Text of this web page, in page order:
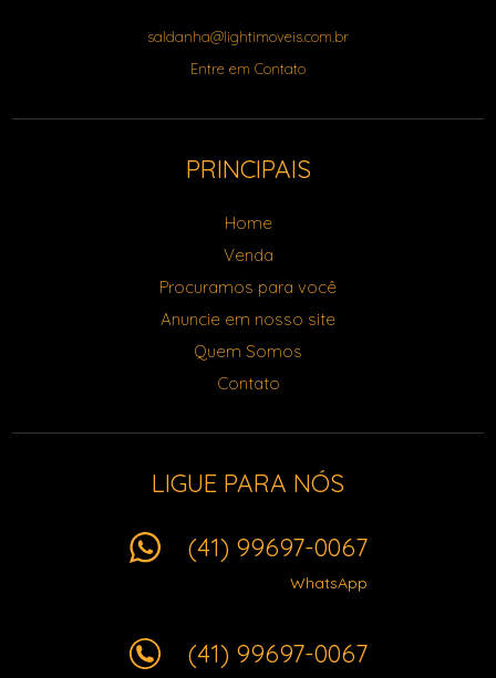
saldanha@lightimoveis.com.br
Entre em Contato
PRINCIPAIS
Home
Venda
Procuramos para você
Anuncie em nosso site
Quem Somos
Contato
LIGUE PARA NÓS
(41) 99697-0067
WhatsApp
(41) 99697-0067